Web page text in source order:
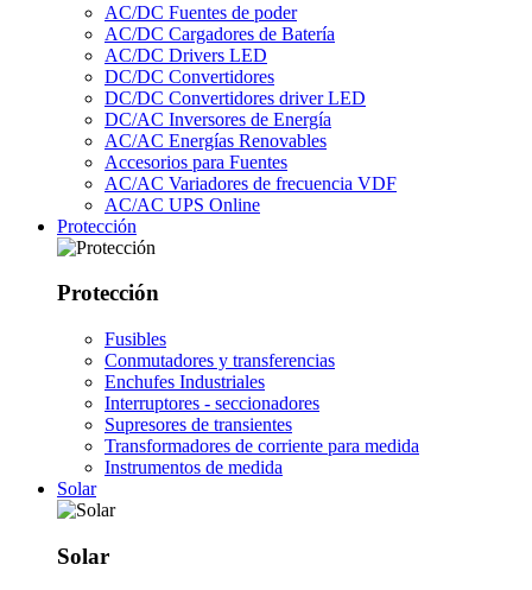
AC/DC Fuentes de poder
AC/DC Cargadores de Batería
AC/DC Drivers LED
DC/DC Convertidores
DC/DC Convertidores driver LED
DC/AC Inversores de Energía
AC/AC Energías Renovables
Accesorios para Fuentes
AC/AC Variadores de frecuencia VDF
AC/AC UPS Online
Protección
Protección
Fusibles
Conmutadores y transferencias
Enchufes Industriales
Interruptores - seccionadores
Supresores de transientes
Transformadores de corriente para medida
Instrumentos de medida
Solar
Solar